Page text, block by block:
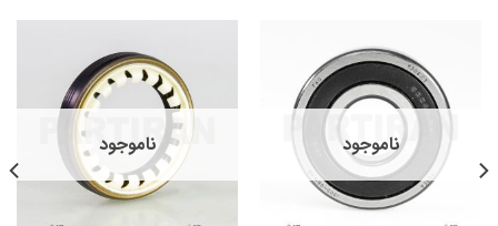
ناموجود ناموجود